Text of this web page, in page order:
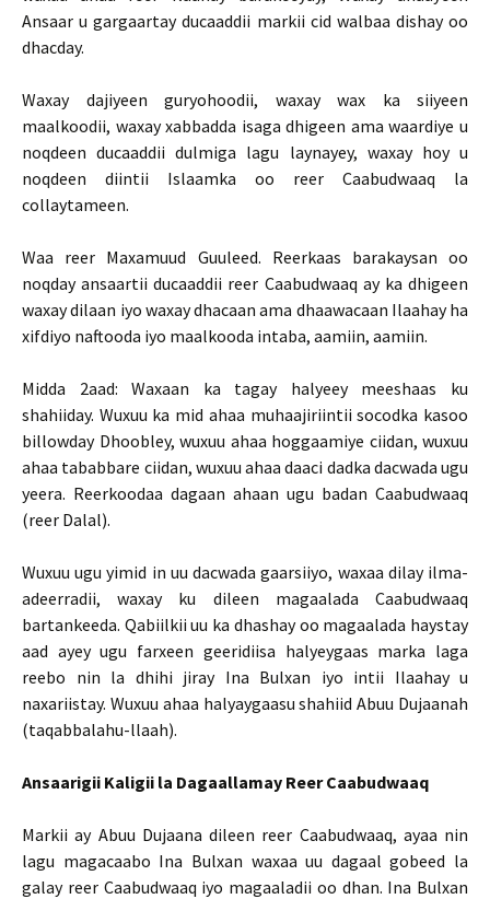
Ansaar u gargaartay ducaaddii markii cid walbaa dishay oo
dhacday.
Waxay dajiyeen guryohoodii, waxay wax ka siiyeen
maalkoodii, waxay xabbadda isaga dhigeen ama waardiye u
noqdeen ducaaddii dulmiga lagu laynayey, waxay hoy u
noqdeen diintii Islaamka oo reer Caabudwaaq la
collaytameen.
Waa reer Maxamuud Guuleed. Reerkaas barakaysan oo
noqday ansaartii ducaaddii reer Caabudwaaq ay ka dhigeen
waxay dilaan iyo waxay dhacaan ama dhaawacaan Ilaahay ha
xifdiyo naftooda iyo maalkooda intaba, aamiin, aamiin.
Midda 2aad: Waxaan ka tagay halyeey meeshaas ku
shahiiday. Wuxuu ka mid ahaa muhaajiriintii socodka kasoo
billowday Dhoobley, wuxuu ahaa hoggaamiye ciidan, wuxuu
ahaa tababbare ciidan, wuxuu ahaa daaci dadka dacwada ugu
yeera. Reerkoodaa dagaan ahaan ugu badan Caabudwaaq
(reer Dalal).
Wuxuu ugu yimid in uu dacwada gaarsiiyo, waxaa dilay ilma-
adeerradii, waxay ku dileen magaalada Caabudwaaq
bartankeeda. Qabiilkii uu ka dhashay oo magaalada haystay
aad ayey ugu farxeen geeridiisa halyeygaas marka laga
reebo nin la dhihi jiray Ina Bulxan iyo intii Ilaahay u
naxariistay. Wuxuu ahaa halyaygaasu shahiid Abuu Dujaanah
(taqabbalahu-llaah).
Ansaarigii Kaligii la Dagaallamay Reer Caabudwaaq
Markii ay Abuu Dujaana dileen reer Caabudwaaq, ayaa nin
lagu magacaabo Ina Bulxan waxaa uu dagaal gobeed la
galay reer Caabudwaaq iyo magaaladii oo dhan. Ina Bulxan